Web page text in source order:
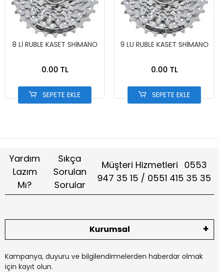
8 Lİ RUBLE KASET SHİMANO
0.00 TL
SEPETE EKLE
9 LU RUBLE KASET SHİMANO
0.00 TL
SEPETE EKLE
Yardım
Lazım
Mı?
Sıkça
Sorulan
Sorular
Müşteri Hizmetleri 0553
947 35 15 / 0551 415 35 35
Kurumsal
Kampanya, duyuru ve bilgilendirmelerden haberdar olmak
için kayıt olun.